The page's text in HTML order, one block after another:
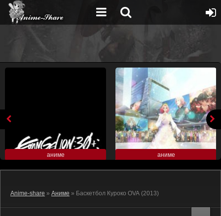
аниме аниме
Anime-share » Аниме » Баскетбол Куроко OVA (2013)